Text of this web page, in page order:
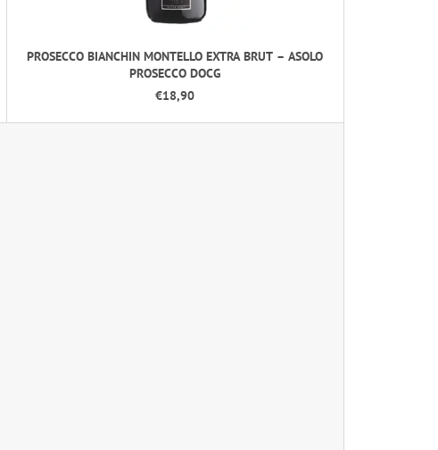
PROSECCO BIANCHIN MONTELLO EXTRA BRUT – ASOLO
PROSECCO DOCG
€18,90